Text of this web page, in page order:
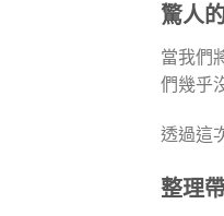
驚人
當我們
們幾乎
透過這
整理